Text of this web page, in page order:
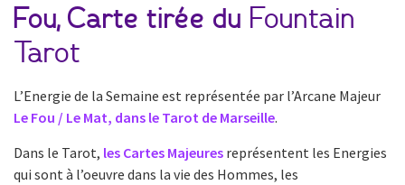
Fou, Carte tirée du Fountain
Tarot
L’Energie de la Semaine est représentée par l’Arcane Majeur
Le Fou / Le Mat, dans le Tarot de Marseille.
Dans le Tarot, les Cartes Majeures représentent les Energies
qui sont à l’oeuvre dans la vie des Hommes, les